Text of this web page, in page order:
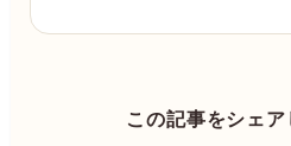
この記事をシェア